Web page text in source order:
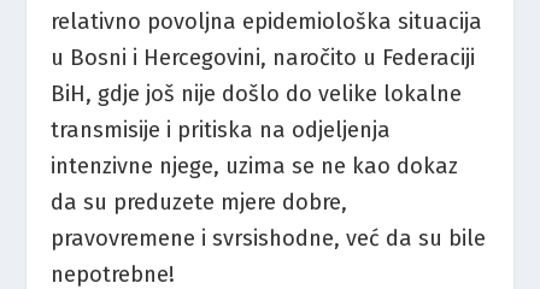
relativno povoljna epidemiološka situacija
u Bosni i Hercegovini, naročito u Federaciji
BiH, gdje još nije došlo do velike lokalne
transmisije i pritiska na odjeljenja
intenzivne njege, uzima se ne kao dokaz
da su preduzete mjere dobre,
pravovremene i svrsishodne, već da su bile
nepotrebne!